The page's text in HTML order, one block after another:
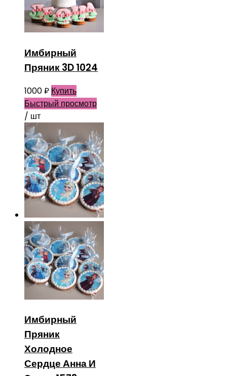
Имбирный
Пряник 3D 1024
1000₽ Купить
Быстрый просмотр
/ шт
Имбирный
Пряник
Холодное
Сердце Анна И